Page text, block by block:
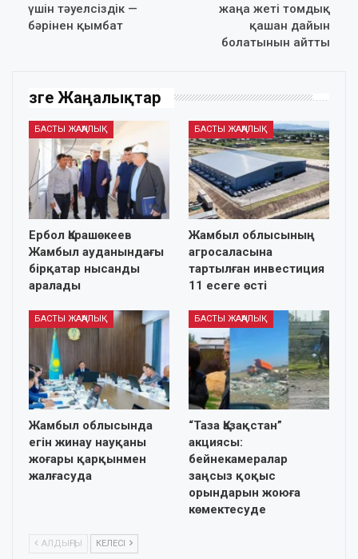
үшін тәуелсіздік —
бәрінен қымбат
жаңа жеті томдық
қашан дайын
болатынын айтты
Өзге Жаңалықтар
БАСТЫ ЖАҢАЛЫҚ
Ербол Қарашөкеев
Жамбыл ауданындағы
бірқатар нысанды
аралады
БАСТЫ ЖАҢАЛЫҚ
Жамбыл облысының
агросаласына
тартылған инвестиция
11 есеге өсті
БАСТЫ ЖАҢАЛЫҚ
Жамбыл облысында
егін жинау науқаны
жоғары қарқынмен
жалғасуда
БАСТЫ ЖАҢАЛЫҚ
“Таза Қазақстан”
акциясы:
бейнекамералар
заңсыз қоқыс
орындарын жоюға
көмектесуде
АЛДЫҢҒЫ КЕЛЕСІ